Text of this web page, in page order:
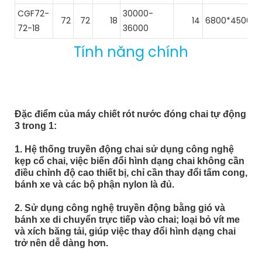
CGF72-
72-18
72 72 18
30000-
36000
14
Tính năng chính
Đặc điểm của máy chiết rót nước đóng chai tự động
3 trong 1:
1. Hệ thống truyền động chai sử dụng công nghệ
kẹp cổ chai, việc biến đổi hình dạng chai không cần
điều chỉnh độ cao thiết bị, chỉ cần thay đổi tấm cong,
bánh xe và các bộ phận nylon là đủ.
2. Sử dụng công nghệ truyền động bằng gió và
bánh xe di chuyển trực tiếp vào chai; loại bỏ vít me
và xích băng tải, giúp việc thay đổi hình dạng chai
trở nên dễ dàng hơn.